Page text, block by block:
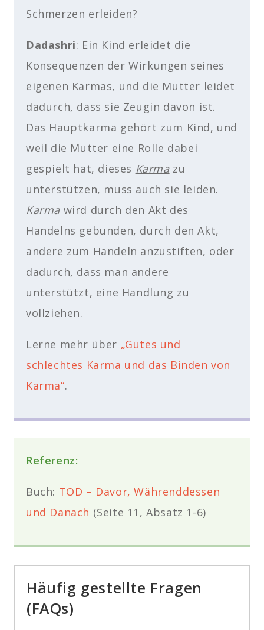
Schmerzen erleiden?
Dadashri: Ein Kind erleidet die
Konsequenzen der Wirkungen seines
eigenen Karmas, und die Mutter leidet
dadurch, dass sie Zeugin davon ist.
Das Hauptkarma gehört zum Kind, und
weil die Mutter eine Rolle dabei
gespielt hat, dieses Karmazu
unterstützen, muss auch sie leiden.
Karma wird durch den Akt des
Handelns gebunden, durch den Akt,
andere zum Handeln anzustiften, oder
dadurch, dass man andere
unterstützt, eine Handlung zu
vollziehen.
Lerne mehr über „Gutes und
schlechtes Karma und das Binden von
Karma“.
Referenz:
Buch: TOD – Davor, Währenddessen
und Danach (Seite 11, Absatz 1-6)
Häufig gestellte Fragen
(FAQs)